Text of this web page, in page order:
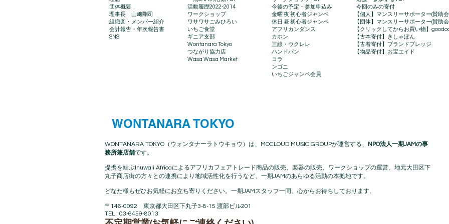
団体概要
理事長 山﨑剛司
組織図・メンバー紹介
会計報告​・年次報告書
SNS
​活動履歴2022-2014
ワークショップ
ワサワサごみひろい
いちご食堂
ギニア支部
Wontanara Tokyo
​つながり協力店
Wasa Wasa Market​
今後の予定・参加申込み
金曜 夜 初心者ジャンベ
休日 昼 初心者ジャンベ
アフリカンダンス
カホン
三線・ウクレレ
ハンドパン
コラ
ンゴニ
いちごジャンベ会員
今回のみの寄付
【個人】マンスリーサポーター(賛助
【団体】マンスリーサポーター(賛助
【クリックしてからお買い物】
【古本寄付】きしゃぽん
【古着寄付】ブランドプレッジ
【物品寄付】お宝エイド
WONTANARA TOKYO
WONTANARA TOKYO（ウォンタナーラトウキョウ）は、MOCLOUD MUSIC GROUPが運営する、 NPO法人一期JAMの事
務所兼店舗です。
提携を結ぶInuwali Africaによるアフリカフェアトレード商品の販売、楽器の販売、ワークショップの運営、地元大田区下
丸子商店街の方々との連携により地域活性化を行うなど、一期JAMのあらゆる活動の本拠地です。
どなた様もぜひお気軽にお立ち寄りください。一期JAMスタッフ一同、心からお待ちしております。
〒146-0092 東京都大田区下丸子3-8-15 渡部ビル201
TEL : 03-6459-8013